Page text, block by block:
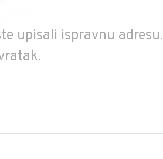
upisali ispravnu adresu.